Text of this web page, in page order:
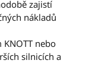
zajistí
nákladů
nebo
silnicích a